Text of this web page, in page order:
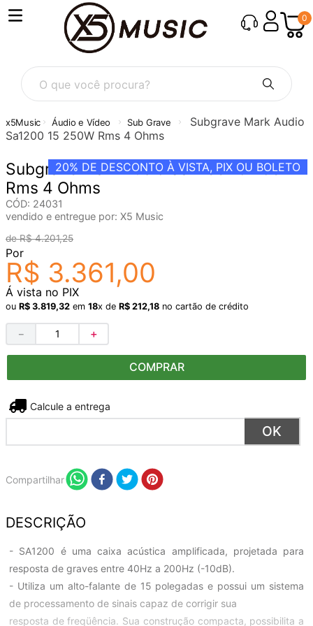
0
O que você procura?
Áudio e Vídeo Sub Grave
Subgrave Mark Audio
Sa1200 15 250W Rms 4 Ohms
20% DE DESCONTO À VISTA, PIX OU BOLETO
Subgrave Mark Audio Sa1200 15 250W
Rms 4 Ohms
CÓD: 24031
vendido e entregue por: X5 Music
R$ 4.201,25
Por
R$ 3.361,00
Á vista no PIX
ou R$ 3.819,32 em 18x de R$ 212,18 no cartão de crédito
＋
－
COMPRAR
Não sei meu CEP
Compartilhar
DESCRIÇÃO
- SA1200 é uma caixa acústica amplificada, projetada para
resposta de graves entre 40Hz a 200Hz (-10dB).
- Utiliza um alto-falante de 15 polegadas e possui um sistema
de processamento de sinais capaz de corrigir sua
resposta de freqüência. Sua construção compacta, possibilita a